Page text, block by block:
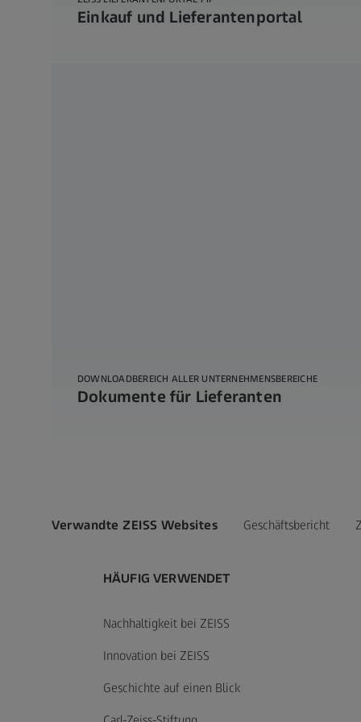
Einkauf und Lieferantenportal
DOWNLOADBEREICH ALLER UNTERNEHMENSBEREICHE
Dokumente für Lieferanten
Verwandte ZEISS Websites Geschäftsbericht
HÄUFIG VERWENDET
Nachhaltigkeit bei ZEISS
Innovation bei ZEISS
Geschichte auf einen Blick